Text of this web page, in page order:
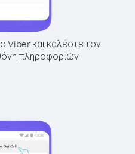
Viber και καλέστε τον
πληροφοριών